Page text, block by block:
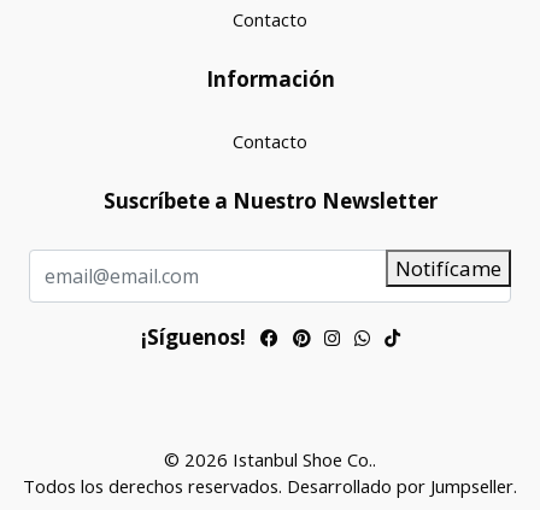
Contacto
Información
Contacto
Suscríbete a Nuestro Newsletter
Notifícame
¡Síguenos!
© 2026 Istanbul Shoe Co..
Todos los derechos reservados. Desarrollado por Jumpseller.